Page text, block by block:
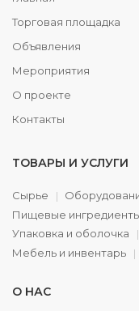
Торговая площадка
Объявления
Мероприятия
О проекте
Контакты
ТОВАРЫ И УСЛУГИ
Сырье
Пищевые
Упаковка и оболочка
Мебель и инвентарь
О НАС